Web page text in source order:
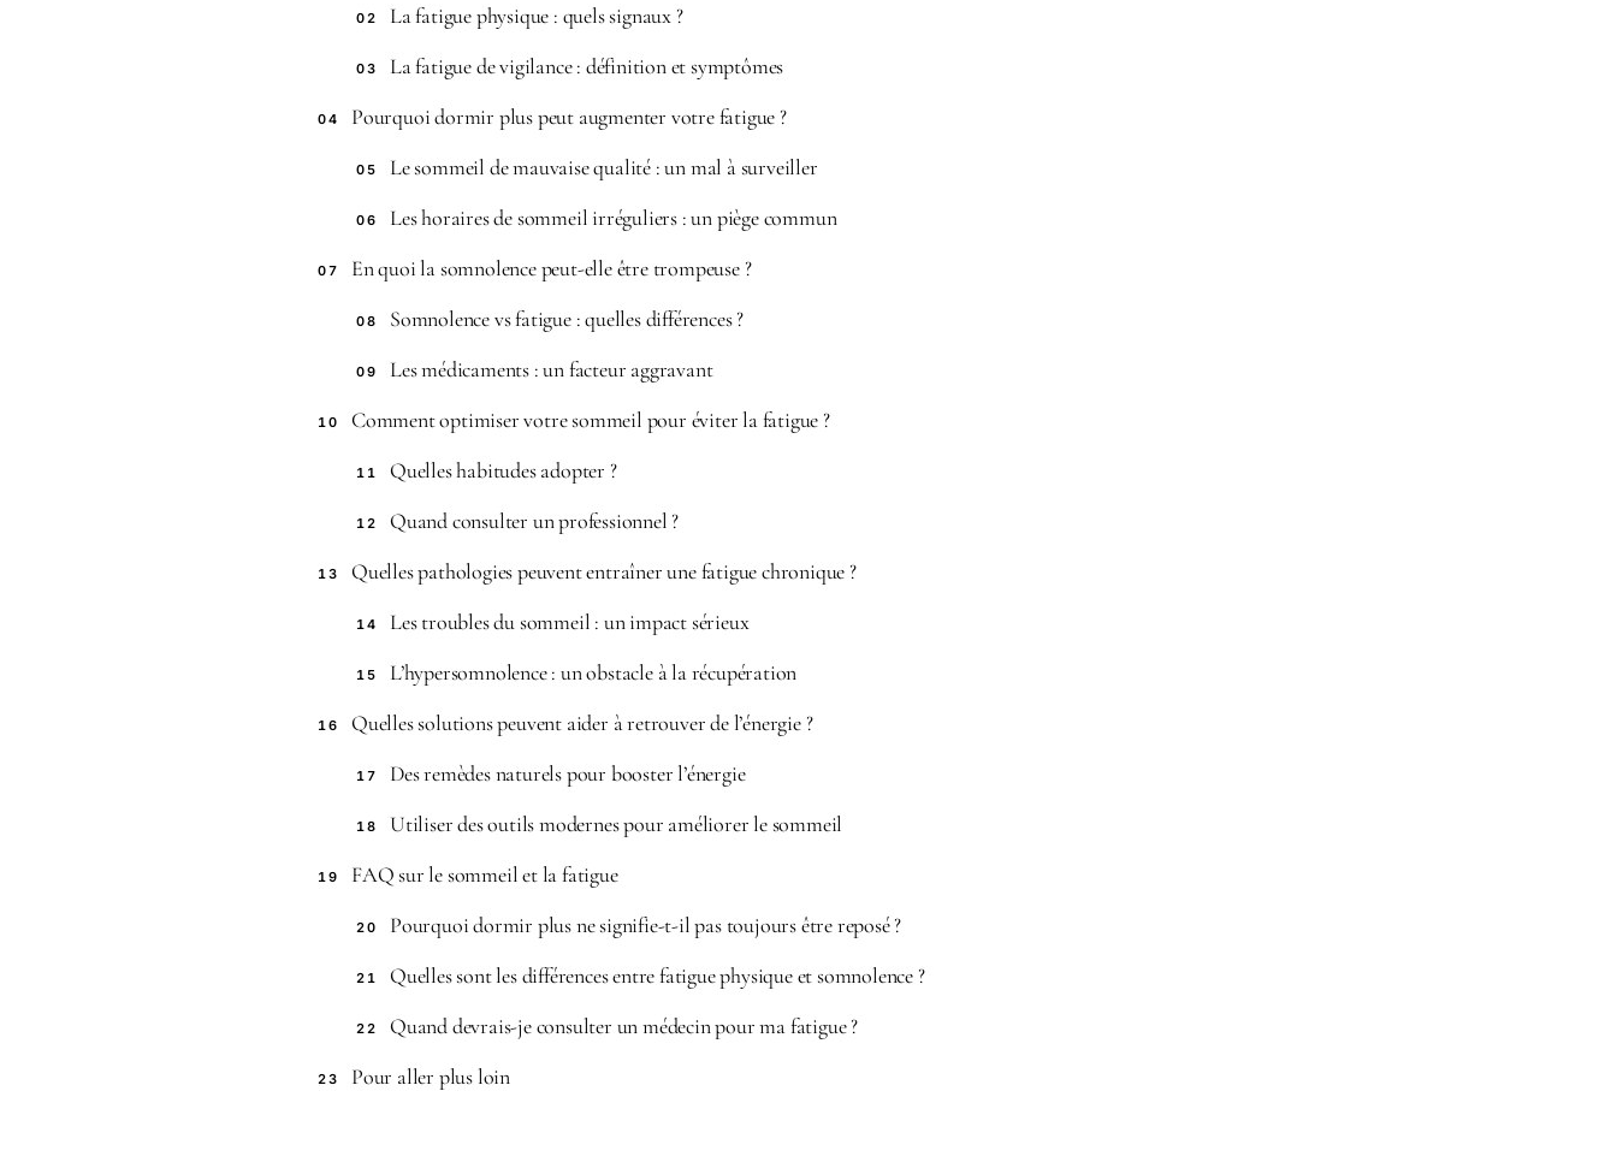
02 La fatigue physique : quels signaux ?
03 La fatigue de vigilance : définition et symptômes
04 Pourquoi dormir plus peut augmenter votre fatigue ?
05 Le sommeil de mauvaise qualité : un mal à surveiller
06 Les horaires de sommeil irréguliers : un piège commun
07 En quoi la somnolence peut-elle être trompeuse ?
08 Somnolence vs fatigue : quelles différences ?
09 Les médicaments : un facteur aggravant
10 Comment optimiser votre sommeil pour éviter la fatigue ?
11 Quelles habitudes adopter ?
12 Quand consulter un professionnel ?
13 Quelles pathologies peuvent entraîner une fatigue chronique ?
14 Les troubles du sommeil : un impact sérieux
15 L’hypersomnolence : un obstacle à la récupération
16 Quelles solutions peuvent aider à retrouver de l’énergie ?
17 Des remèdes naturels pour booster l’énergie
18 Utiliser des outils modernes pour améliorer le sommeil
19 FAQ sur le sommeil et la fatigue
20 Pourquoi dormir plus ne signifie-t-il pas toujours être reposé ?
21 Quelles sont les différences entre fatigue physique et somnolence ?
22 Quand devrais-je consulter un médecin pour ma fatigue ?
23 Pour aller plus loin